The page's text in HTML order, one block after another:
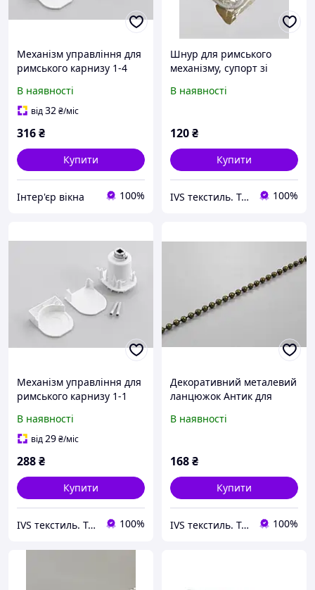
Механізм управління для
римського карнизу 1-4
В наявності
від32₴/міс
316₴
Купити
Інтер'єр вікна 100%
Шнур для римського
механізму, супорт зі
В наявності
120₴
Купити
IVS текстиль. Тюль, штори, рулонні та римські штори, ролети, текстиль для дому 100%
Механізм управління для
римського карнизу 1-1
В наявності
від29₴/міс
288₴
Купити
IVS текстиль. Тюль, штори, рулонні та римські штори, ролети, текстиль для дому 100%
Декоративний металевий
ланцюжок Антик для
В наявності
168₴
Купити
IVS текстиль. Тюль, штори, рулонні та римські штори, ролети, текстиль для дому 100%